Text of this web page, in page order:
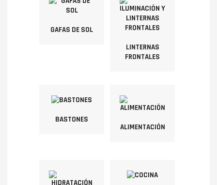
GAFAS DE SOL
LINTERNAS
FRONTALES
BASTONES
ALIMENTACIÓN